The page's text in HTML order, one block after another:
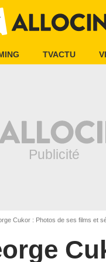
TVACTU
Cukor : Photos de ses films et